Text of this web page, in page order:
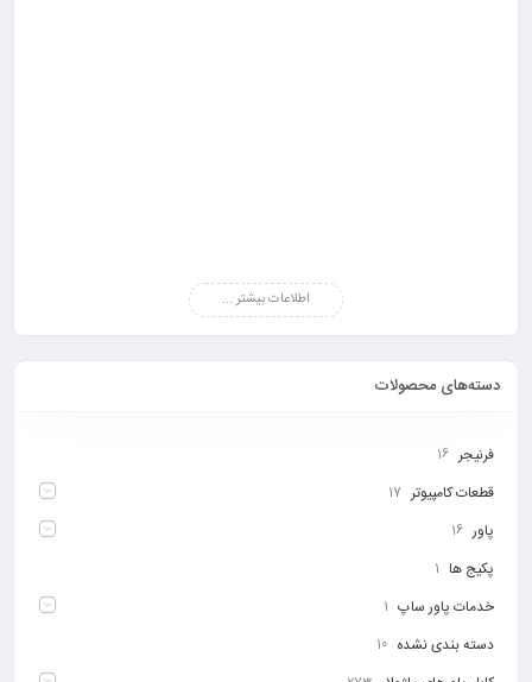
اطلاعات بیشتر ...
دسته‌های محصولات
فرنیجر 16
قطعات کامپیوتر 17
پاور 16
پکیج ها 1
خدمات پاور ساپ 1
دسته بندی نشده 10